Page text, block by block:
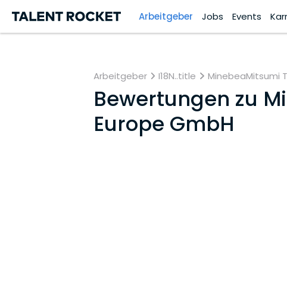
Arbeitgeber Jobs Events
Arbeitgeber I18N..title MinebeaMitsumi
Bewertungen zu
Europe GmbH